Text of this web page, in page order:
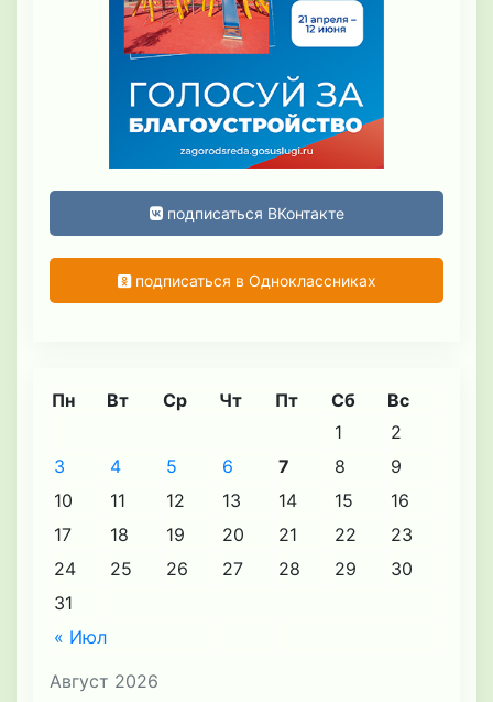
подписаться ВКонтакте
подписаться в Одноклассниках
Август 2026
Пн Вт Ср Чт Пт Сб Вс
« Июл
1
2
3
4 5 6 7 8
9
10
11 12 13 14 15
16
17
18 19 20 21 22
23
24
25 26 27 28 29
30
31